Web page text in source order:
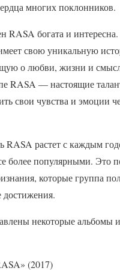
многих поклонников.
RASA богата и
свою уникальную
о любви, жизни и
RASA — настоящие
свои чувства и эмоции
RASA растет с каждым
более популярными. Это
которые группа
некоторые альбомы
(2017)